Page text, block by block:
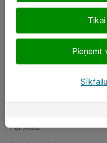
Sekojiet mums
Par Atea
Par Atea
Pieņemt